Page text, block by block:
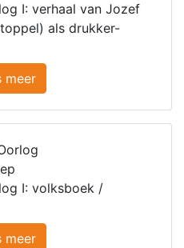
I: verhaal van Jozef
als drukker-
meer
I: volksboek /
meer